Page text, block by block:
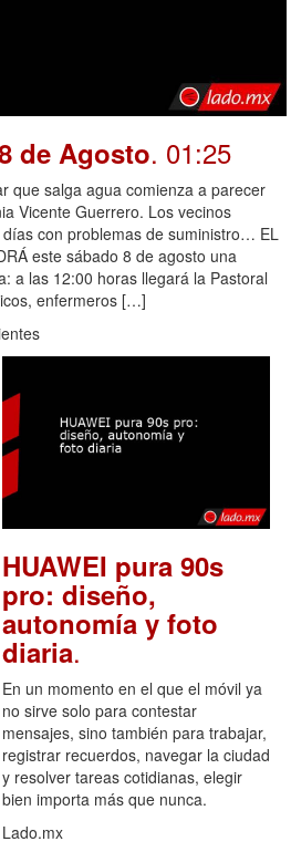
de Agosto. 01:25
que salga agua comienza a parecer
Vicente Guerrero. Los vecinos
con problemas de suministro… EL
este sábado 8 de agosto una
a las 12:00 horas llegará la Pastoral
enfermeros […]
HUAWEI pura 90s
pro: diseño,
autonomía y foto
diaria.
En un momento en el que el móvil ya
no sirve solo para contestar
mensajes, sino también para trabajar,
registrar recuerdos, navegar la ciudad
y resolver tareas cotidianas, elegir
bien importa más que nunca.
Lado.mx